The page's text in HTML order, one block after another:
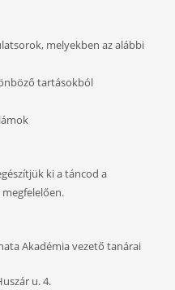
melyekben az alábbi
tartásokból
ki a táncod a
Akadémia vezető tanárai
u. 4.